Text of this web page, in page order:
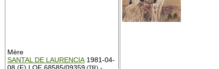
Mère
SANTAL DE LAURENCIA 1981-04-